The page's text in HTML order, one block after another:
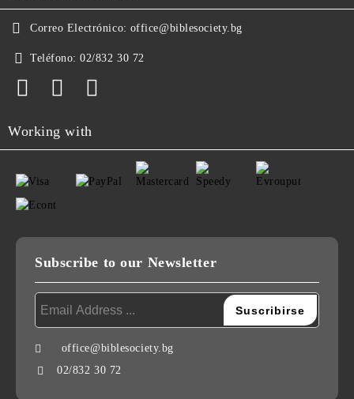
Correo Electrónico: office@biblesociety.bg
Teléfono: 02/832 30 72
Working with
Subscribe to our Newsletter
office@biblesociety.bg
02/832 30 72